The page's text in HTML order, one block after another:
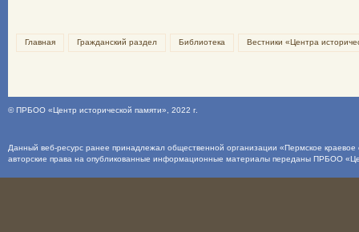
Главная Гражданский раздел Библиотека Вестники «Центра
©ПРБОО «Центр исторической памяти» , 2022 г.
Данный веб-ресурс ранее принадлежал общественной организации «Пермское
авторские права на опубликованные информационные материалы переданы ПРБОО